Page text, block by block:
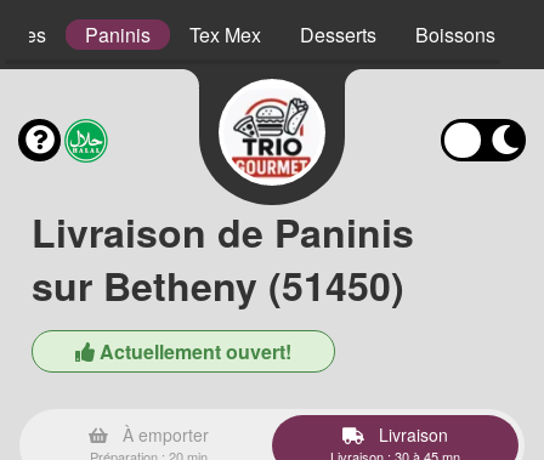
Paninis Tex Mex Desserts Boissons
Livraison de Paninis
sur Betheny (51450)
Actuellement ouvert!
À emporter Livraison